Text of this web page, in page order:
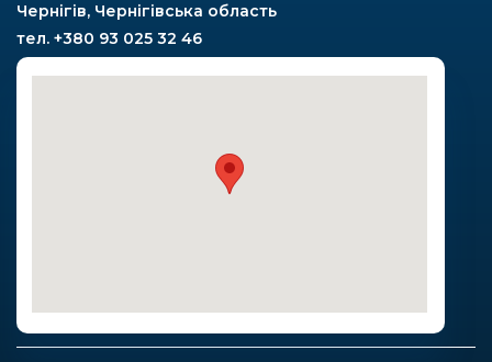
Чернігів, Чернігівська область
тел. +380 93 025 32 46